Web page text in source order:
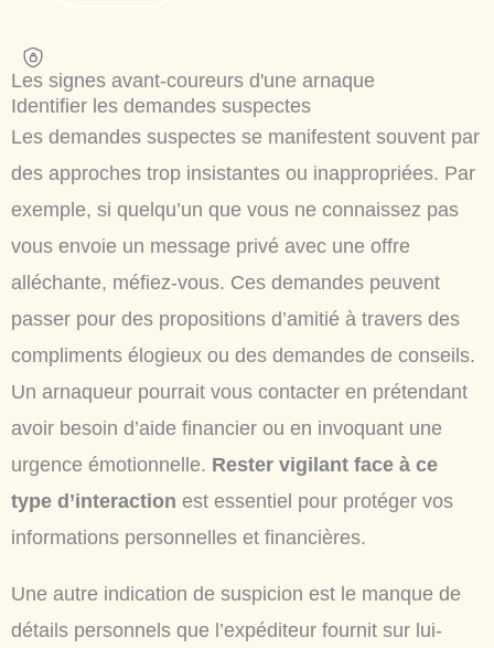
Les signes avant-coureurs d'une arnaque
Identifier les demandes suspectes
Les demandes suspectes se manifestent souvent par
des approches trop insistantes ou inappropriées. Par
exemple, si quelqu’un que vous ne connaissez pas
vous envoie un message privé avec une offre
alléchante, méfiez-vous. Ces demandes peuvent
passer pour des propositions d’amitié à travers des
compliments élogieux ou des demandes de conseils.
Un arnaqueur pourrait vous contacter en prétendant
avoir besoin d’aide financier ou en invoquant une
urgence émotionnelle. Rester vigilant face à ce
type d’interaction est essentiel pour protéger vos
informations personnelles et financières.
Une autre indication de suspicion est le manque de
détails personnels que l’expéditeur fournit sur lui-